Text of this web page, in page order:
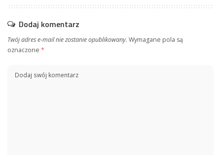
Dodaj komentarz
Twój adres e-mail nie zostanie opublikowany. Wymagane pola są
oznaczone *